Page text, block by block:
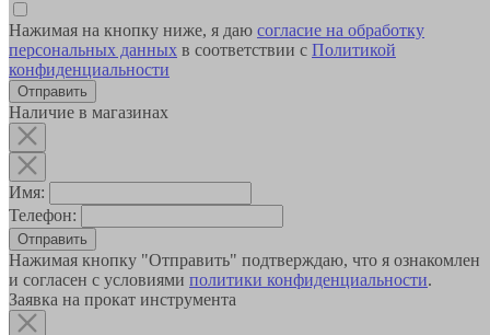
Нажимая на кнопку ниже, я даю согласие на обработку
персональных данных в соответствии с Политикой
конфиденциальности
Наличие в магазинах
Имя:
Телефон:
Отправить
Нажимая кнопку "Отправить" подтверждаю, что я ознакомлен
и согласен с условиями политики конфиденциальности.
Заявка на прокат инструмента